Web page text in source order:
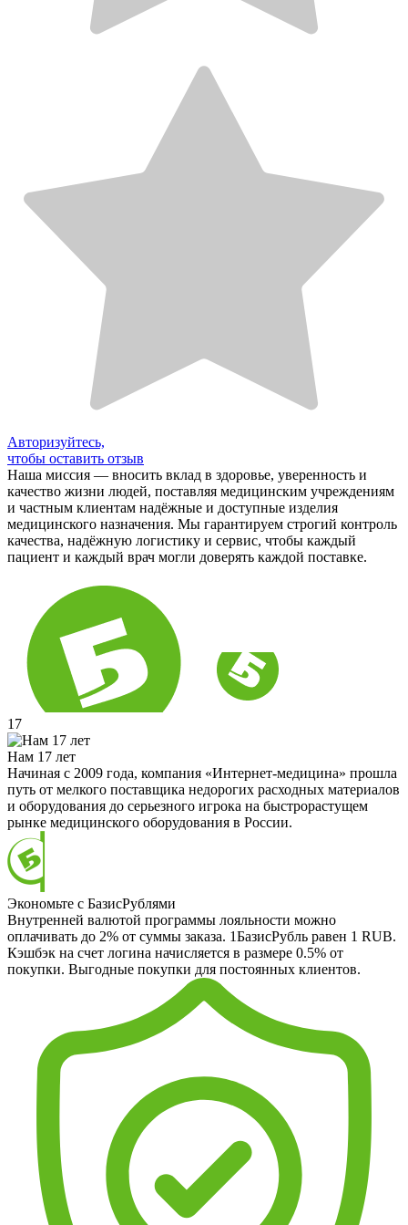
Авторизуйтесь,
чтобы оставить отзыв
Наша миссия — вносить вклад в здоровье, уверенность и
качество жизни людей, поставляя медицинским учреждениям
и частным клиентам надёжные и доступные изделия
медицинского назначения. Мы гарантируем строгий контроль
качества, надёжную логистику и сервис, чтобы каждый
пациент и каждый врач могли доверять каждой поставке.
17
Нам 17 лет
Начиная с 2009 года, компания «Интернет-медицина» прошла
путь от мелкого поставщика недорогих расходных материалов
и оборудования до серьезного игрока на быстрорастущем
рынке медицинского оборудования в России.
Экономьте с БазисРублями
Внутренней валютой программы лояльности можно
оплачивать до 2% от суммы заказа. 1БазисРубль равен 1 RUB.
Кэшбэк на счет логина начисляется в размере 0.5% от
покупки. Выгодные покупки для постоянных клиентов.